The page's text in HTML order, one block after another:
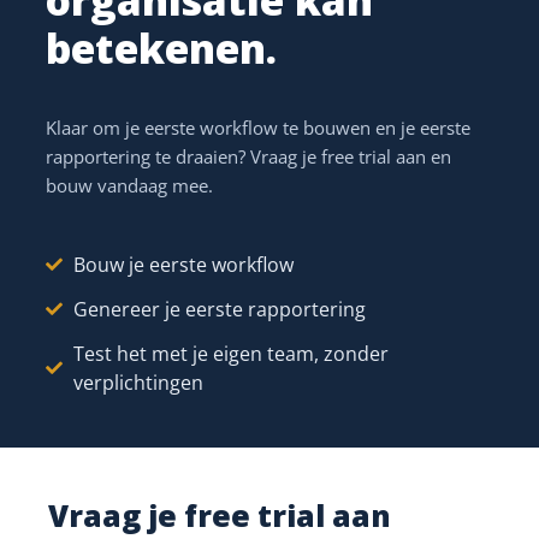
snel kunnen worden opgelost, zonder vertragingen in het
bouwproces.
betekenen.
Klaar om je eerste workflow te bouwen en je eerste
rapportering te draaien? Vraag je free trial aan en
bouw vandaag mee.
Bouw je eerste workflow
Genereer je eerste rapportering
Test het met je eigen team, zonder
verplichtingen
Vraag je free trial aan